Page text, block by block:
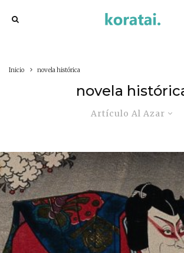
Inicio novela histórica
novela
Artículo Al Azar